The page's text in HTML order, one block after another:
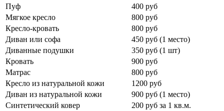
Пуф
400 руб
Мягкое кресло
800 руб
Кресло-кровать
800 руб
Диван или софа
450 руб (1 место)
Диванные подушки
350 руб (1 шт)
Кровать
900 руб
Матрас
800 руб
Кресло из натуральной кожи
1200 руб
Диван из натуральной кожи
900 руб (1 место)
Синтетический ковер
200 руб за 1 кв.м.